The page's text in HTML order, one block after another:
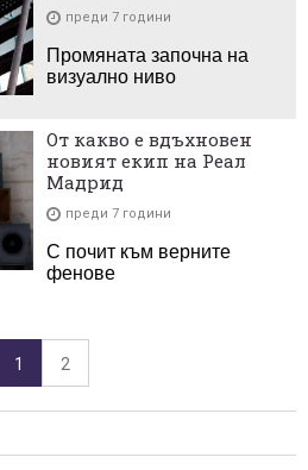
преди 7 години
Промяната започна на
визуално ниво
От какво е вдъхновен
новият екип на Реал
Мадрид
преди 7 години
С почит към верните
фенове
1 2